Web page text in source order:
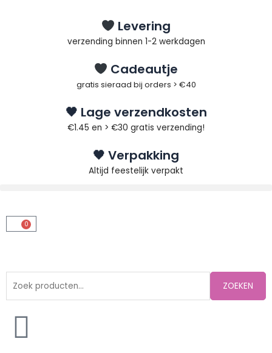
Levering
verzending binnen 1-2 werkdagen
Cadeautje
gratis sieraad bij orders > €40
🖤 Lage verzendkosten
€1.45 en > €30 gratis verzending!
🖤 Verpakking
Altijd feestelijk verpakt
0
Winkelwagen
ZOEKEN